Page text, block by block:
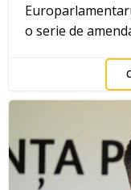
o serie de